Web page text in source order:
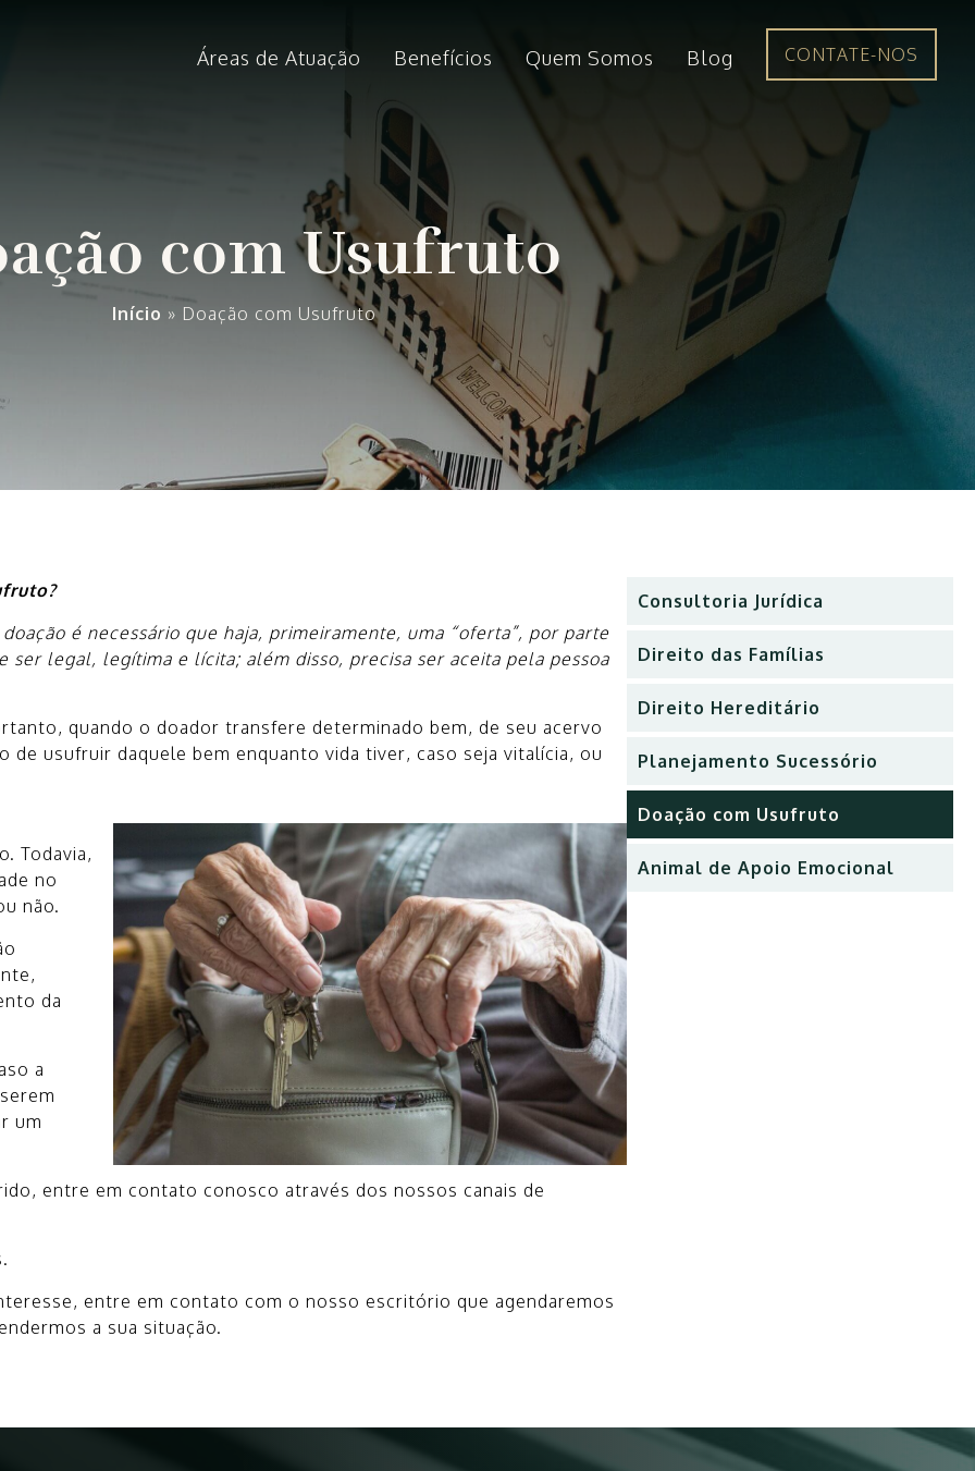
Áreas de Atuação Benefícios Quem Somos Blog CONTATE-NOS
com Usufruto
Início » Doação com Usufruto
é necessário que haja, primeiramente, uma “oferta”, por parte
ser legal, legítima e lícita; além disso, precisa ser aceita pela pessoa
quando o doador transfere determinado bem, de seu acervo
usufruir daquele bem enquanto vida tiver, caso seja vitalícia, ou
Todavia,
no
não.
da
a
um
entre em contato conosco através dos nossos canais de
entre em contato com o nosso escritório que agendaremos
a sua situação.
Consultoria Jurídica
Direito das Famílias
Direito Hereditário
Planejamento Sucessório
Doação com Usufruto
Animal de Apoio Emocional